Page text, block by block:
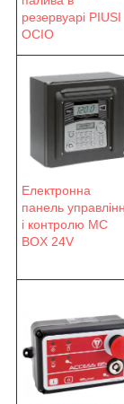
резервуарі PIUSI
OCIO
Електронна
панель
і контролю MC
BOX 24V